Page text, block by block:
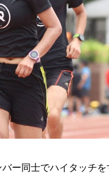
ー同士でハイタッチ